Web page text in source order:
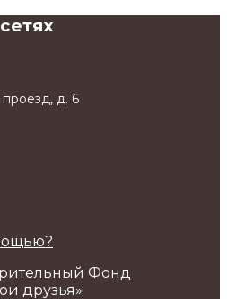
д. 6
Фонд
друзья»